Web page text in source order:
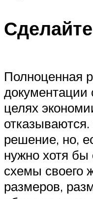
Полноценная
документации
целях
решение, но,
нужно хотя бы
схемы своего
размеров,